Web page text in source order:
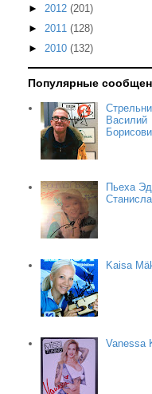
► 2012 (201)
► 2011 (128)
► 2010 (132)
Популярные
Василий
Пьеха
Kaisa
Vanessa